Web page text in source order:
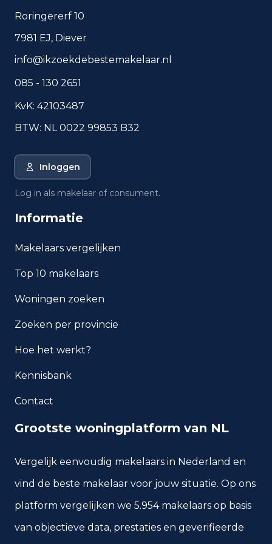
Veelgestelde vragen over
wonen in Roosendaal
plaatscijfers, handig voor een snelle
Hoeveel inwoners heeft
Wat is de gemiddelde WOZ-
Wat is het gemiddelde
Roosendaal?
Hoe veilig is wonen in
Welke woningtypen komen
het meest voor in Roosendaal?
Roringererf 10
7981 EJ, Diever
info@ikzoekdebestemakelaar.nl
085 - 130 2651
KvK: 42103487
BTW: NL 0022 99853 B32
Inloggen
Log in als makelaar of consument.
Informatie
Makelaars vergelijken
Top 10 makelaars
Woningen zoeken
Zoeken per provincie
Hoe het werkt?
Kennisbank
Contact
Grootste woningplatform van NL
Vergelijk eenvoudig makelaars in Nederland en
vind de beste makelaar voor jouw situatie. Op ons
platform vergelijken we 5.954 makelaars op basis
van objectieve data, prestaties en geverifieerde